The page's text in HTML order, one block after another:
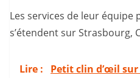
Les services de leur équipe
s’étendent sur Strasbourg,
Lire :
Petit clin d’œil